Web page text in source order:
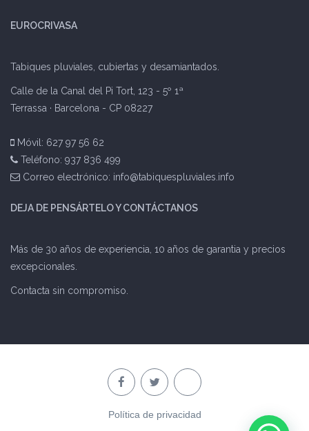
EUROCRIVASA
Tabiques pluviales, cubiertas y desamiantados.
Calle de la Canal del Pi Tort, 123 - 5º 1ª
Terrassa · Barcelona - CP 08227
Móvil: 627 97 56 62
Teléfono: 937 836 499
Correo electrónico: info@tabiquespluviales.info
DEJA DE PENSÁRTELO Y CONTÁCTANOS
Más de 30 años de experiencia, 10 años de garantia y precios
excepcionales.
Contacta sin compromiso.
Política de privacidad